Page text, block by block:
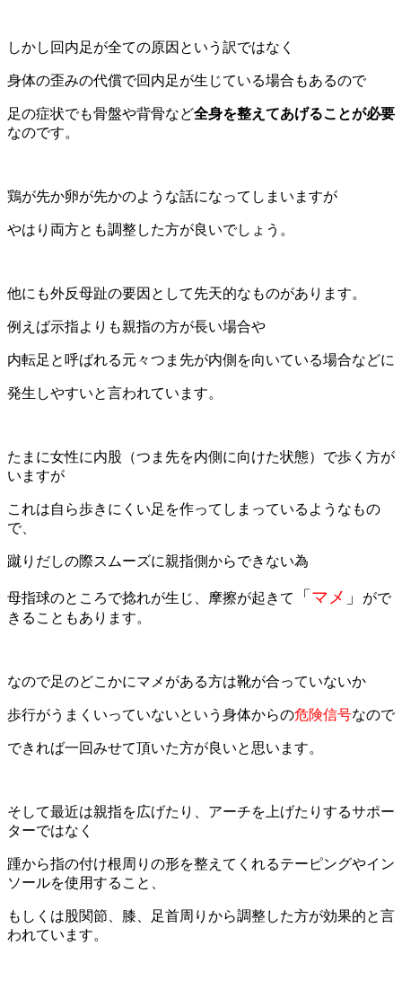
しかし回内足が全ての原因という訳ではなく
身体の歪みの代償で回内足が生じている場合もあるので
足の症状でも骨盤や背骨など全身を整えてあげることが必要
なのです。
鶏が先か卵が先かのような話になってしまいますが
やはり両方とも調整した方が良いでしょう。
他にも外反母趾の要因として先天的なものがあります。
例えば示指よりも親指の方が長い場合や
内転足と呼ばれる元々つま先が内側を向いている場合などに
発生しやすいと言われています。
たまに女性に内股（つま先を内側に向けた状態）で歩く方が
いますが
これは自ら歩きにくい足を作ってしまっているようなもの
で、
蹴りだしの際スムーズに親指側からできない為
母指球のところで捻れが生じ、摩擦が起きて 「 マメ 」
がで
きることもあります。
なので足のどこかにマメがある方は靴が合っていないか
歩行がうまくいっていないという身体からの危険信号なので
できれば一回みせて頂いた方が良いと思います。
そして最近は親指を広げたり、アーチを上げたりするサポー
ターではなく
踵から指の付け根周りの形を整えてくれるテーピングやイン
ソールを使用すること、
もしくは股関節、膝、足首周りから調整した方が効果的と言
われています。